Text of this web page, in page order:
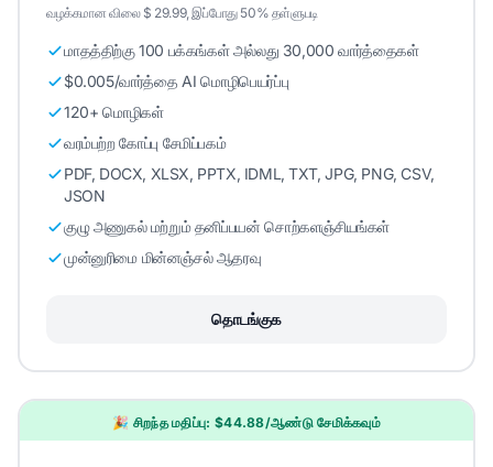
வழக்கமான விலை $ 29.99, இப்போது 50% தள்ளுபடி
மாதத்திற்கு 100 பக்கங்கள் அல்லது 30,000 வார்த்தைகள்
$0.005/வார்த்தை AI மொழிபெயர்ப்பு
120+ மொழிகள்
வரம்பற்ற கோப்பு சேமிப்பகம்
PDF, DOCX, XLSX, PPTX, IDML, TXT, JPG, PNG, CSV,
JSON
குழு அணுகல் மற்றும் தனிப்பயன் சொற்களஞ்சியங்கள்
முன்னுரிமை மின்னஞ்சல் ஆதரவு
தொடங்குக
🎉 சிறந்த மதிப்பு: $44.88/ஆண்டு சேமிக்கவும்